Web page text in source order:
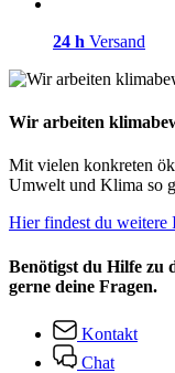
24 h Versand
Wir arbeiten
Mit vielen konkreten
Umwelt und Klima so
Hier findest du weitere
Benötigst du Hilfe zu
gerne deine Fragen.
Kontakt
Chat